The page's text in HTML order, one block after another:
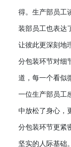
得。生产部员工
装部员工也表达
让彼此更深刻地
分包装环节对细
道，每一个看似
一位生产部员工
中放松了身心，
分包装环节更紧
坚实的人际基础。